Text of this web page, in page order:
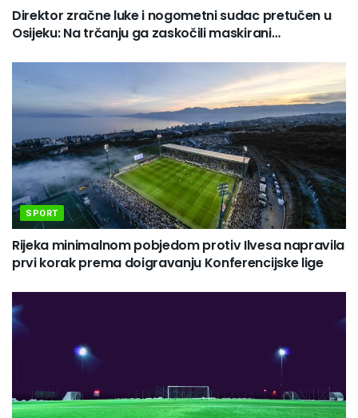
Direktor zračne luke i nogometni sudac pretučen u
Osijeku: Na trčanju ga zaskočili maskirani…
SPORT
Rijeka minimalnom pobjedom protiv Ilvesa napravila
prvi korak prema doigravanju Konferencijske lige